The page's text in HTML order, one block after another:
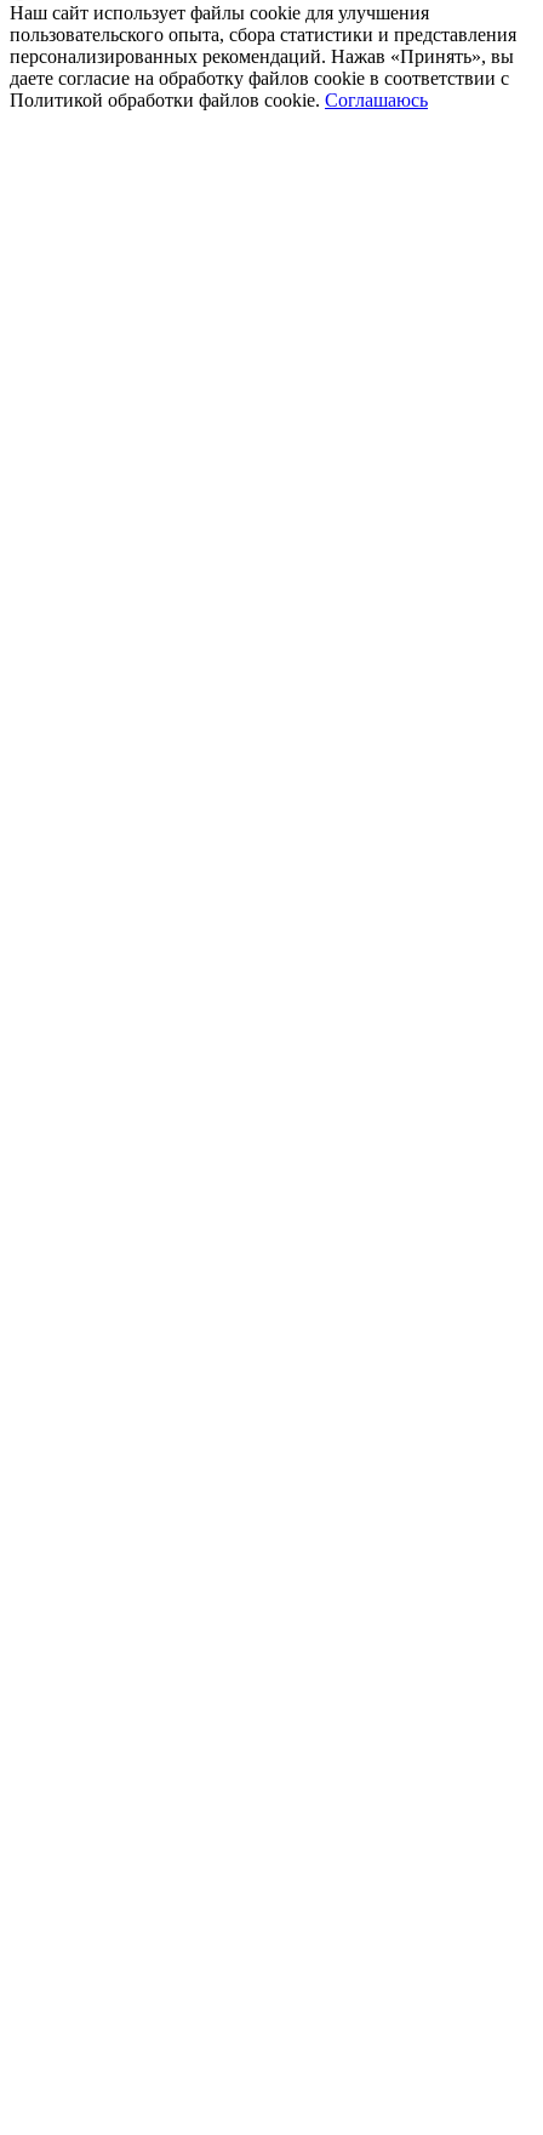
Наш сайт использует файлы cookie для улучшения
пользовательского опыта, сбора статистики и представления
персонализированных рекомендаций. Нажав «Принять», вы
даете согласие на обработку файлов cookie в соответствии с
Политикой обработки файлов cookie. Соглашаюсь